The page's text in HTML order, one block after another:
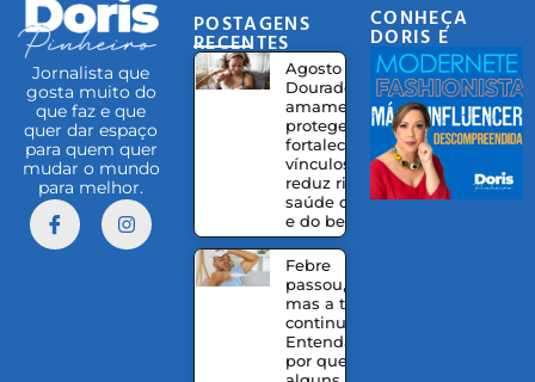
Jornalista que
gosta muito do
que faz e que
quer dar espaço
para quem quer
mudar o mundo
para melhor.
POSTAGENS
RECENTES
Agosto
Dourado:
amamentação
protege,
fortalece
vínculos e
reduz riscos à
saúde da mãe
e do bebê
Febre
passou,
mas a tosse
continua?
Entenda
por que
CONHEÇA
DORIS E
EQUIPE